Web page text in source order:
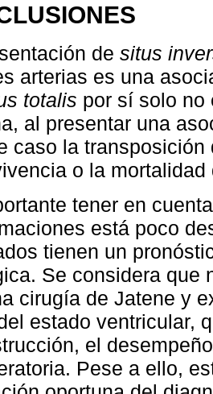
de situs
arterias es una
totalis por sí solo no
al presentar una
caso la
o la
tener en
está poco
tienen un
Se considera que
cirugía de Jatene y
estado ventricular,
el
Pese a ello,